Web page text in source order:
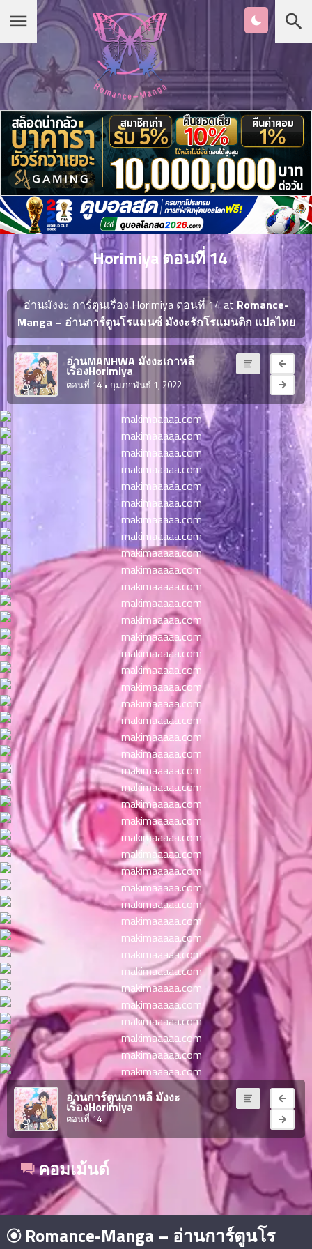
หน้าแรก
หมวดมังงะ
รายชื่อมังงะ Romance
เกาหลี
จีน
ญี่ปุ่น
จบแล้ว
อ่านมังงะ
Horimiya ตอนที่ 14
อ่านมังงะ การ์ตูนเรื่อง Horimiya ตอนที่ 14 at Romance-
Manga – อ่านการ์ตูนโรแมนซ์ มังงะรักโรแมนติก แปลไทย
อ่านMANHWA มังงะเกาหลี
เรื่องHorimiya
ตอนที่ 14 • กุมภาพันธ์ 1, 2022
อ่านการ์ตูนเกาหลี มังงะ
เรื่องHorimiya
ตอนที่ 14
คอมเม้นต์
Chapter
List
1
ตอน
น
2
ตอน
ที่
น
3
ตอน
ที่
ม
4
ตอน
ม
5
ตอน
ที่
6
ตอน
ที่
น
7
ตอน
ที่
น
8
ตอน
ที่
น
9
ตอน
ที่
น
10
ตอน
ที่
ม
11
ตอน
ที่
ม
12
ตอน
ที่
ม
13
ตอน
ที่
ม
14
ตอน
ที่
ม
15
ตอน
ที่
ม
16
ตอน
ที่
ม
17
ตอน
ที่
ม
18
ตอน
ที่
ม
19
ตอน
ที่
ม
20Romance-Manga – อ่านการ์ตูนโร